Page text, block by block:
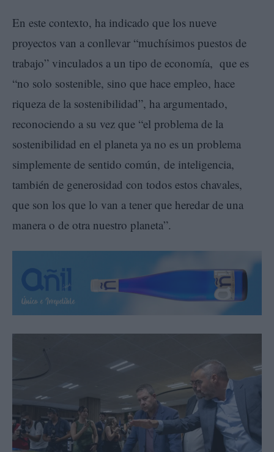
En este contexto, ha indicado que los nueve
proyectos van a conllevar “muchísimos puestos de
trabajo” vinculados a un tipo de economía, que es
“no solo sostenible, sino que hace empleo, hace
riqueza de la sostenibilidad”, ha argumentado,
reconociendo a su vez que “el problema de la
sostenibilidad en el planeta ya no es un problema
simplemente de sentido común, de inteligencia,
también de generosidad con todos estos chavales,
que son los que lo van a tener que heredar de una
manera o de otra nuestro planeta”.